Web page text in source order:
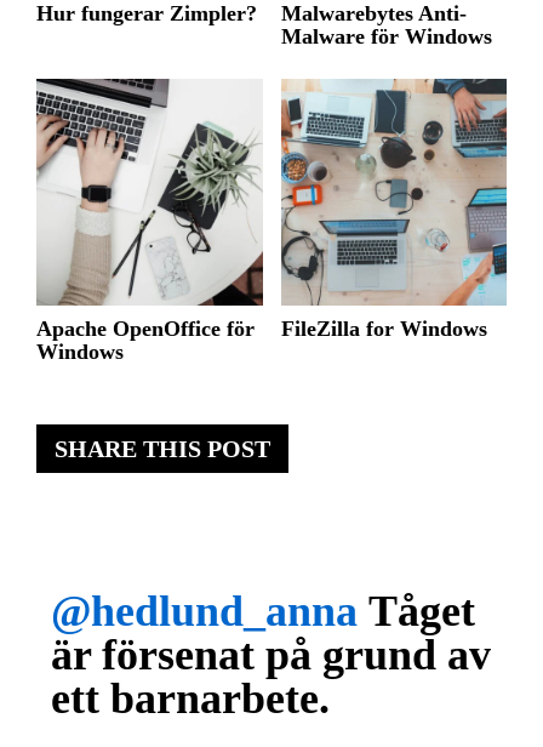
SHARE THIS POST
@hedlund_annaTåget
är försenat på grund av
ett barnarbete.
Hur fungerar Zimpler?
Malwarebytes Anti-
Malware för Windows
Apache OpenOffice för
Windows
FileZilla for Windows